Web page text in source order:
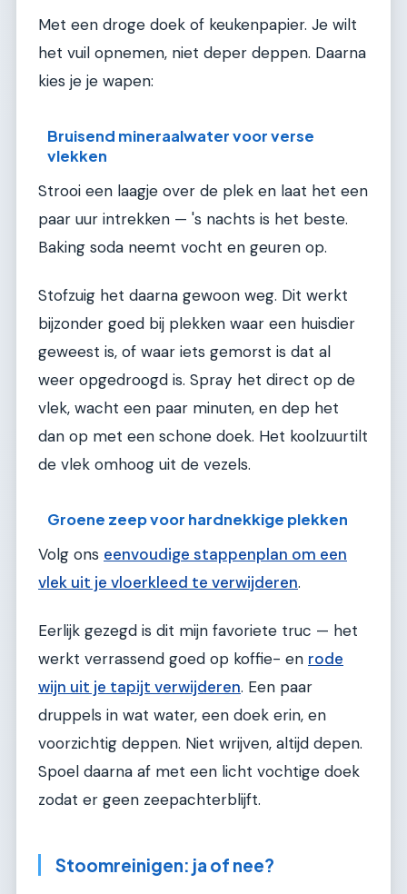
Met een droge doek of keukenpapier. Je wilt
het vuil opnemen, niet deper deppen. Daarna
kies je je wapen:
Bruisend mineraalwater voor verse
vlekken
Strooi een laagje over de plek en laat het een
paar uur intrekken — 's nachts is het beste.
Baking soda neemt vocht en geuren op.
Stofzuig het daarna gewoon weg. Dit werkt
bijzonder goed bij plekken waar een huisdier
geweest is, of waar iets gemorst is dat al
weer opgedroogd is. Spray het direct op de
vlek, wacht een paar minuten, en dep het
dan op met een schone doek. Het koolzuurtilt
de vlek omhoog uit de vezels.
Groene zeep voor hardnekkige plekken
Volg ons eenvoudige stappenplan om een
vlek uit je vloerkleed te verwijderen.
Eerlijk gezegd is dit mijn favoriete truc — het
werkt verrassend goed op koffie- en rode
wijn uit je tapijt verwijderen. Een paar
druppels in wat water, een doek erin, en
voorzichtig deppen. Niet wrijven, altijd depen.
Spoel daarna af met een licht vochtige doek
zodat er geen zeepachterblijft.
Stoomreinigen: ja of nee?